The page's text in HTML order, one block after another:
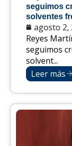
seguimos
solventes
agosto 2,
Reyes
seguimos
solvent...
Leer más